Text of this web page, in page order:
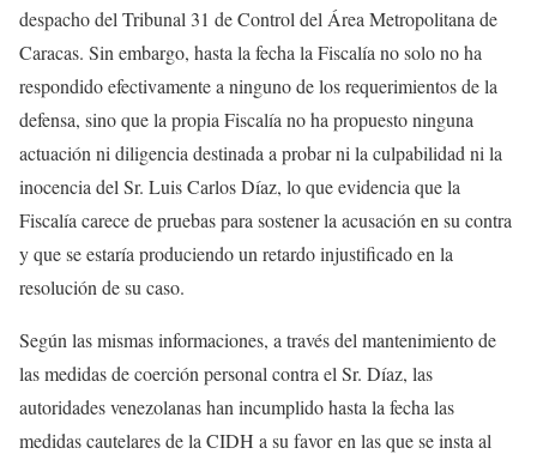
despacho del Tribunal 31 de Control del Área Metropolitana de
Caracas. Sin embargo, hasta la fecha la Fiscalía no solo no ha
respondido efectivamente a ninguno de los requerimientos de la
defensa, sino que la propia Fiscalía no ha propuesto ninguna
actuación ni diligencia destinada a probar ni la culpabilidad ni la
inocencia del Sr. Luis Carlos Díaz, lo que evidencia que la
Fiscalía carece de pruebas para sostener la acusación en su contra
y que se estaría produciendo un retardo injustificado en la
resolución de su caso.
Según las mismas informaciones, a través del mantenimiento de
las medidas de coerción personal contra el Sr. Díaz, las
autoridades venezolanas han incumplido hasta la fecha las
medidas cautelares de la CIDH a su favor en las que se insta al